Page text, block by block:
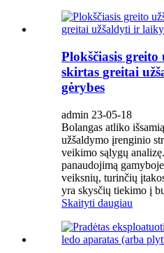
Plokščiasis
skirtas greitai
gėrybes
admin 23-05-18
Bolangas atliko
užšaldymo įrenginio
veikimo sąlygų
panaudojimą
veiksnių, turinčių
yra skysčių tiekimo į
Skaityti daugiau